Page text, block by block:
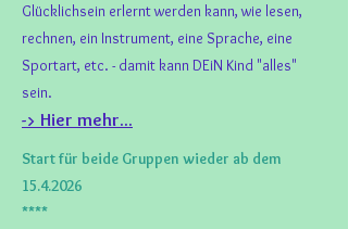
Glücklichsein erlernt werden kann, wie lesen,
rechnen, ein Instrument, eine Sprache, eine
Sportart, etc. - damit kann DEiN Kind "alles"
sein.
-> Hier mehr...
Start für beide Gruppen wieder ab dem
15.4.2026
****